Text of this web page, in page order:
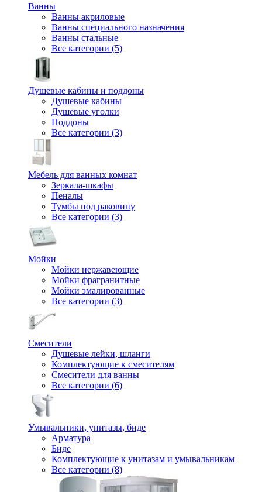
Ванны
Ванны акриловые
Ванны специального назначения
Ванны стальные
Все категории (5)
Душевые кабины и поддоны
Душевые кабины
Душевые уголки
Поддоны
Все категории (3)
Мебель для ванных комнат
Зеркала-шкафы
Пеналы
Тумбы под раковину
Все категории (3)
Мойки
Мойки нержавеющие
Мойки фрагранитные
Мойки эмалированные
Все категории (3)
Смесители
Душевые лейки, шланги
Комплектующие к смесителям
Смесители для ванны
Все категории (6)
Умывальники, унитазы, биде
Арматура
Биде
Комплектующие к унитазам и умывальникам
Все категории (8)